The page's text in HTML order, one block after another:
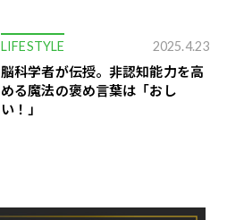
LIFESTYLE 2025.4.23
脳科学者が伝授。非認知能力を高
める魔法の褒め言葉は「おし
い！」